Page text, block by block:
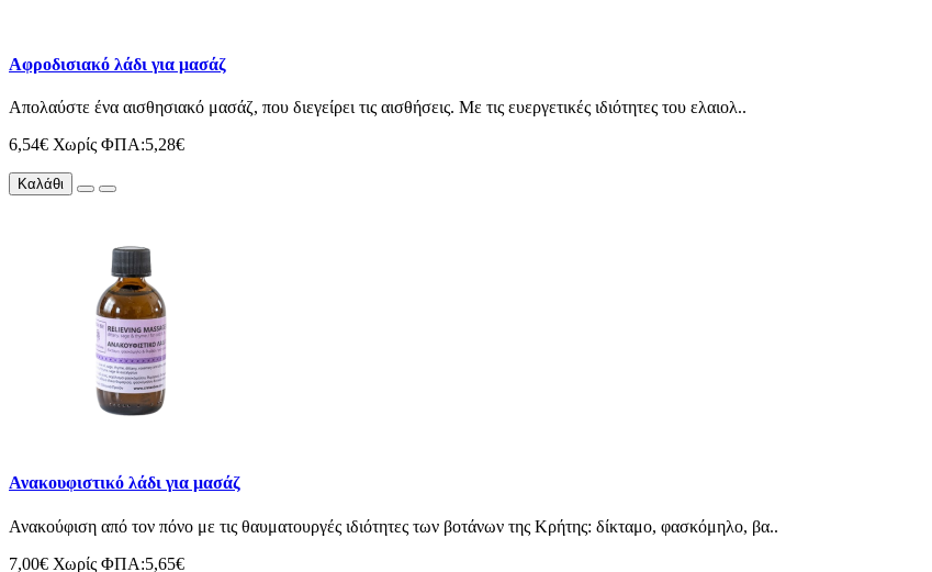
Αφροδισιακό λάδι για μασάζ
Απολαύστε ένα αισθησιακό μασάζ, που διεγείρει τις αισθήσεις. Με τις ευεργετικές ιδιότητες του ελαιολ..
6,54€ Χωρίς ΦΠΑ:5,28€
Καλάθι
Ανακουφιστικό λάδι για μασάζ
Ανακoύφιση από τον πόνο με τις θαυματουργές ιδιότητες των βοτάνων της Κρήτης: δίκταμο, φασκόμηλο, βα..
7,00€ Χωρίς ΦΠΑ:5,65€